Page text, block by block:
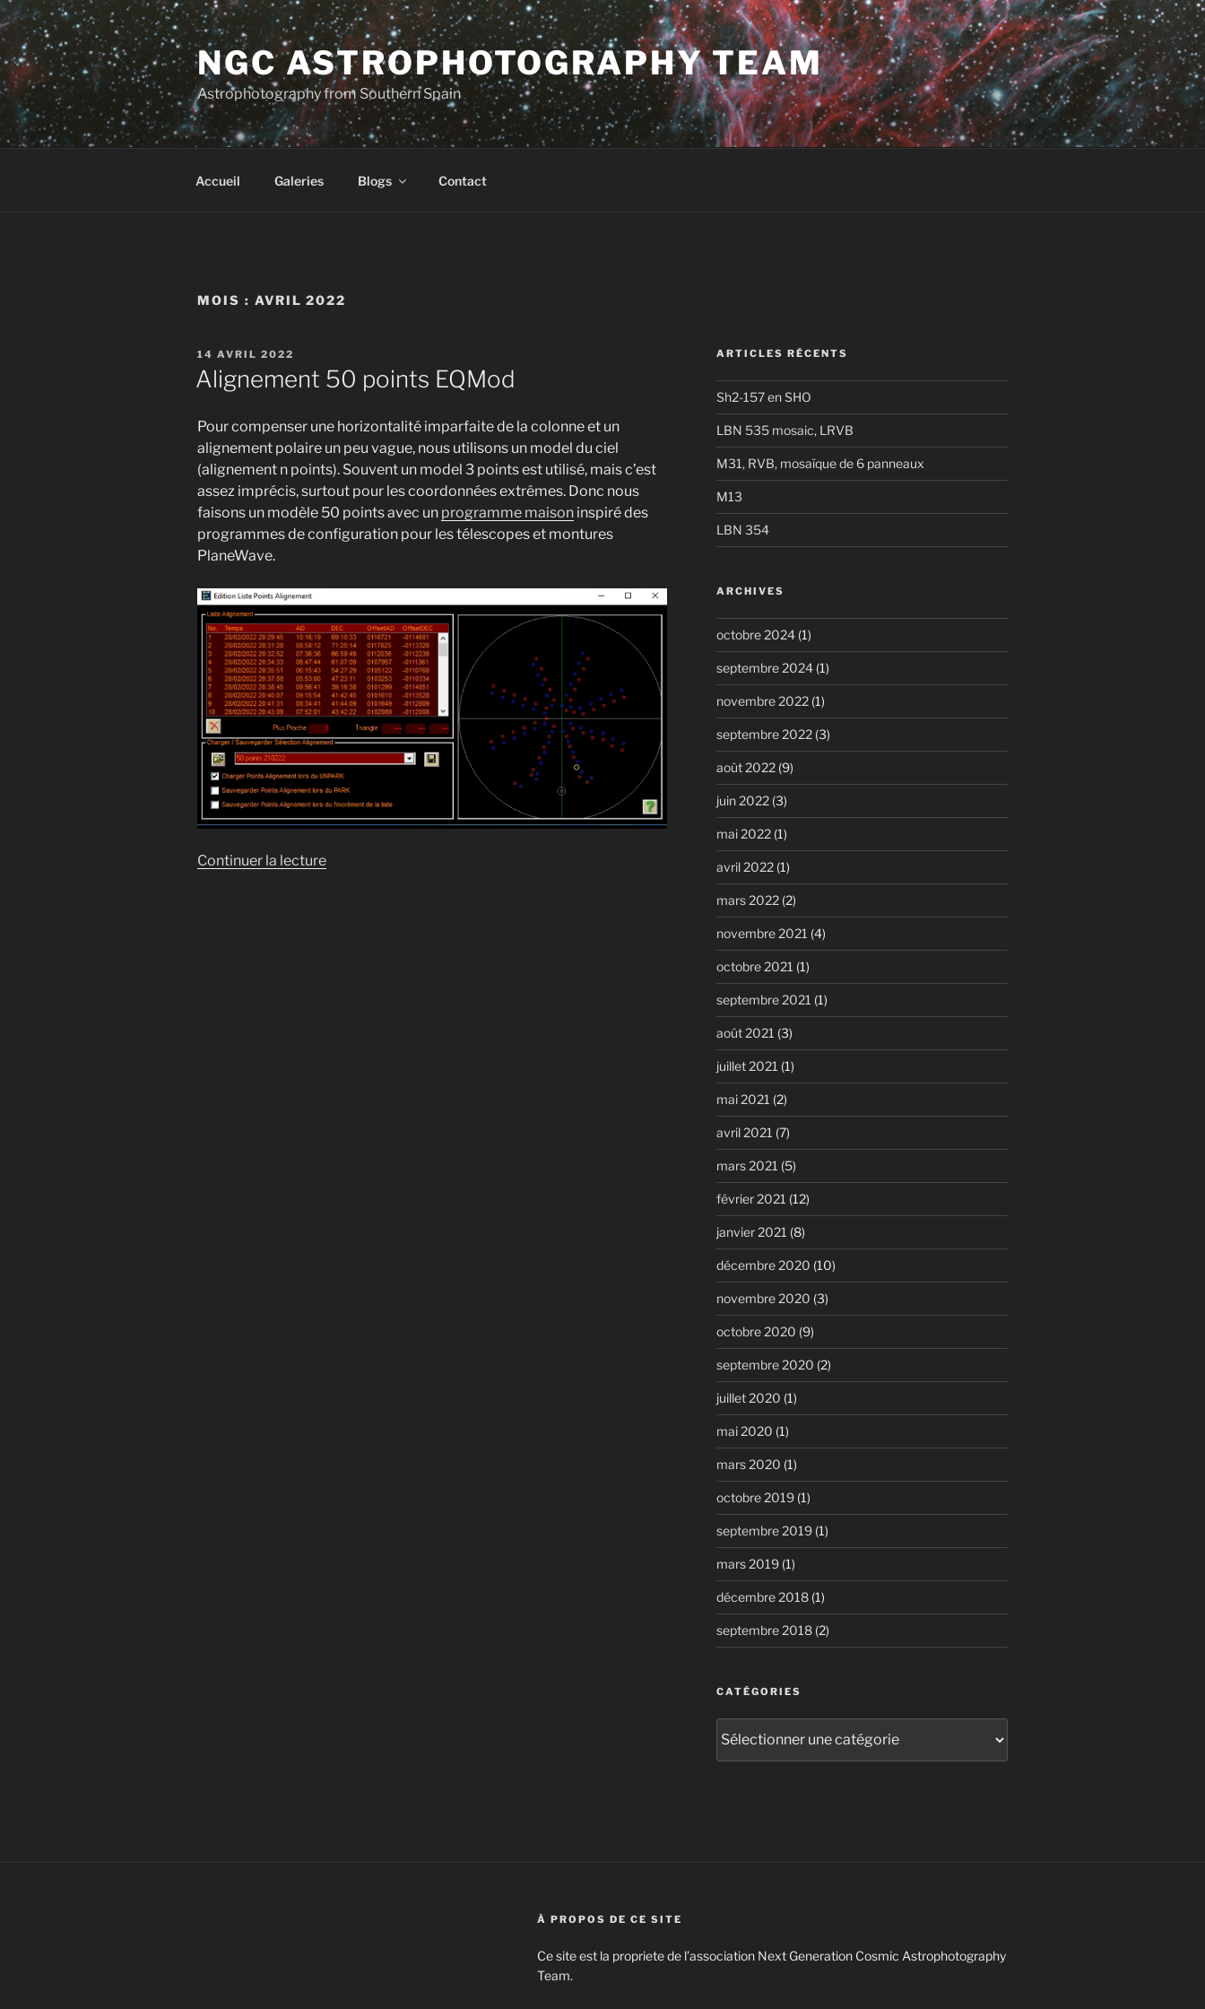
Aller
au
contenu
principal
NGC ASTROPHOTOGRAPHY TEAM
Astrophotography from Southern Spain
Accueil Galeries Blogs Contact
MOIS : AVRIL 2022
PUBLIÉ
LE
14 AVRIL 2022
Alignement 50 points EQMod
Pour compenser une horizontalité imparfaite de la colonne et un
alignement polaire un peu vague, nous utilisons un model du ciel
(alignement n points). Souvent un model 3 points est utilisé, mais c’est
assez imprécis, surtout pour les coordonnées extrêmes. Donc nous
faisons un modèle 50 points avec un programme maison inspiré des
programmes de configuration pour les télescopes et montures
PlaneWave.
Continuer la lecturede
ARTICLES RÉCENTS
Sh2-157 en SHO
LBN 535 mosaic, LRVB
M31, RVB, mosaïque de 6 panneaux
M13
LBN 354
ARCHIVES
octobre 2024(1)
septembre 2024(1)
novembre 2022(1)
septembre 2022(3)
août 2022(9)
juin 2022(3)
mai 2022(1)
avril 2022(1)
mars 2022(2)
novembre 2021 (4)
octobre 2021 (1)
septembre 2021 (1)
août 2021 (3)
juillet 2021 (1)
mai 2021 (2)
avril 2021 (7)
mars 2021 (5)
février 2021 (12)
janvier 2021 (8)
décembre 2020 (10)
novembre 2020 (3)
octobre 2020 (9)
septembre 2020 (2)
juillet 2020 (1)
mai 2020 (1)
mars 2020 (1)
octobre 2019(1)
septembre 2019(1)
mars 2019(1)
décembre 2018(1)
septembre 2018(2)
CATÉGORIES
À PROPOS DE CE SITE
Ce site est la propriete de l’association Next Generation Cosmic Astrophotography
Team.